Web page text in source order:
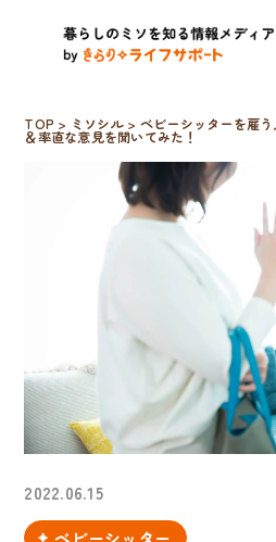
TOP > ミソシル > ベビーシッターを雇
＆率直な意見を聞いてみた！
2022.06.15